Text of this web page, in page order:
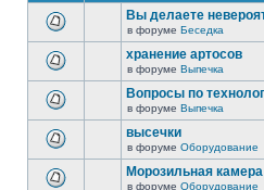
Вы делаете
в форуме Беседка
хранение артосов
в форуме Выпечка
Вопросы по
в форуме Выпечка
высечки
в форуме Оборудование
Морозильная камера
в форуме Оборудование